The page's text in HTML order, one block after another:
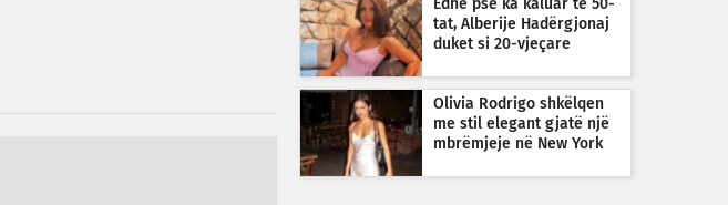
Edhe pse ka kaluar të 50-
tat, Alberije Hadërgjonaj
duket si 20-vjeçare
Olivia Rodrigo shkëlqen
me stil elegant gjatë një
mbrëmjeje në New York